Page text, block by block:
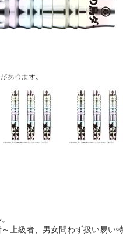
上級者、男女問わず扱い易い